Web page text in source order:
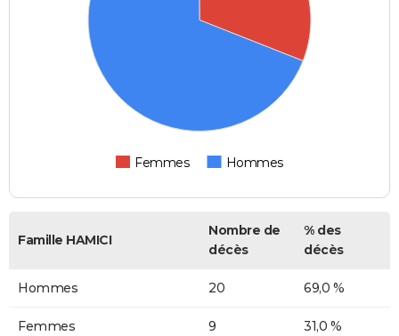
Femmes Hommes
Famille HAMICI
Nombre de
décès
% des
décès
Hommes 20 69,0 %
Femmes 9 31,0 %